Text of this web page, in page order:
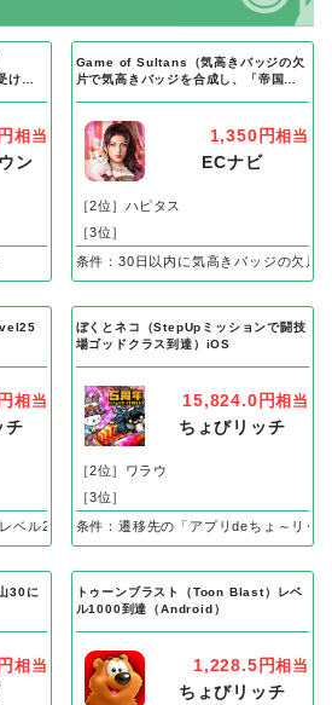
け取
相当
ン
Game of Sultans（気高きバッジの欠
片で気高きバッジを合成し、「帝国五
1,350円相当
ECナビ
［2位］ハピタス
［3位］
条件：30日以内に気高きバッジの欠片
相当
チ
ベル25到達で成果
ぼくとネコ（StepUpミッションで闘技
場ゴッドクラス到達）iOS
15,824.0円相当
ちょびリッチ
［2位］ワラウ
［3位］
条件：遷移先の「アプリdeちょ～リッ
30に
相当
トゥーンブラスト（Toon Blast）レベ
ル1000到達（Android）
1,228.5円相当
ちょびリッチ